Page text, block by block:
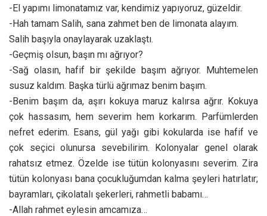
-El yapımı limonatamız var, kendimiz yapıyoruz, güzeldir.
-Hah tamam Salih, sana zahmet ben de limonata alayım.
Salih başıyla onaylayarak uzaklaştı.
-Geçmiş olsun, başın mı ağrıyor?
-Sağ olasın, hafif bir şekilde başım ağrıyor. Muhtemelen
susuz kaldım. Başka türlü ağrımaz benim başım.
-Benim başım da, aşırı kokuya maruz kalırsa ağrır. Kokuya
çok hassasım, hem severim hem korkarım. Parfümlerden
nefret ederim. Esans, gül yağı gibi kokularda ise hafif ve
çok seçici olunursa sevebilirim. Kolonyalar genel olarak
rahatsız etmez. Özelde ise tütün kolonyasını severim. Zira
tütün kolonyası bana çocukluğumdan kalma şeyleri hatırlatır;
bayramları, çikolatalı şekerleri, rahmetli babamı…
-Allah rahmet eylesin amcamıza…